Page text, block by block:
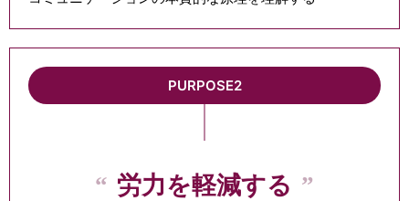
PURPOSE2
労力を軽減する